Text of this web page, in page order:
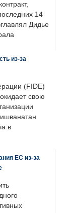
14
Дидье
из-за
(FIDE)
свою
в
ЕС из-за